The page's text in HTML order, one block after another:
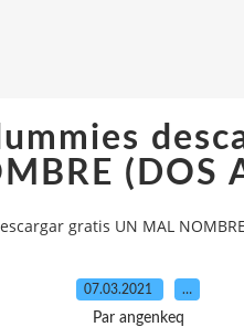
(DOS
gratis UN MAL
07.03.2021 …
Par angenkeq